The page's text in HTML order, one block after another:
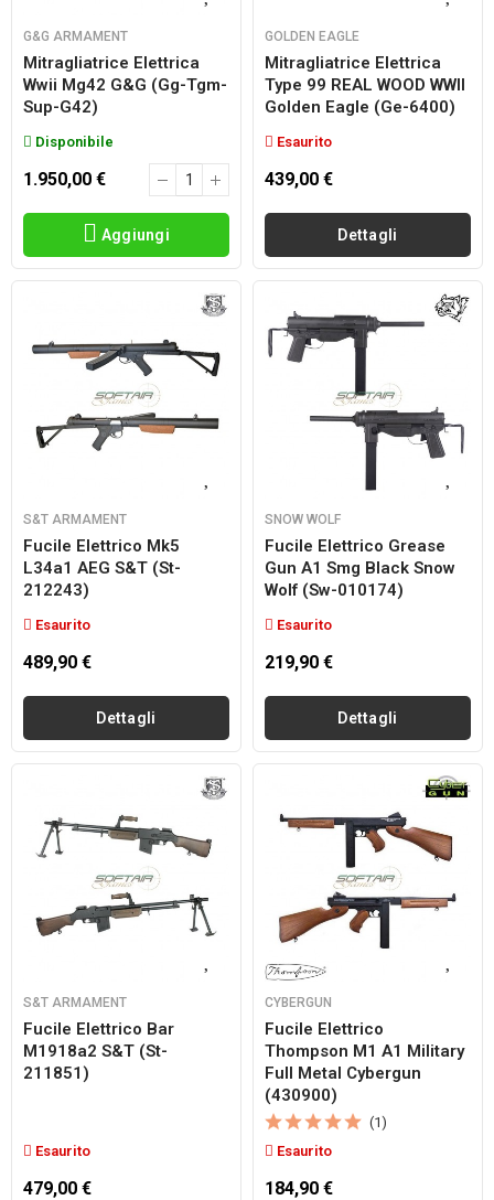
G&G ARMAMENT
Mitragliatrice Elettrica
Wwii Mg42 G&g (gg-Tgm-
Sup-G42)
Disponibile
1.950,00 €
Aggiungi
GOLDEN EAGLE
Mitragliatrice Elettrica
Type 99 REAL WOOD WWII
Golden Eagle (ge-6400)
Esaurito
439,00 €
Dettagli
S&T ARMAMENT
Fucile Elettrico Mk5
L34a1 AEG S&t (st-
212243)
Esaurito
489,90 €
Dettagli
SNOW WOLF
Fucile Elettrico Grease
Gun A1 Smg Black Snow
Wolf (sw-010174)
Esaurito
219,90 €
Dettagli
S&T ARMAMENT
Fucile Elettrico Bar
M1918a2 S&t (st-
211851)
Esaurito
479,00 €
CYBERGUN
Fucile Elettrico
Thompson M1 A1 Military
Full Metal Cybergun
(430900)
(1)
Esaurito
184,90 €